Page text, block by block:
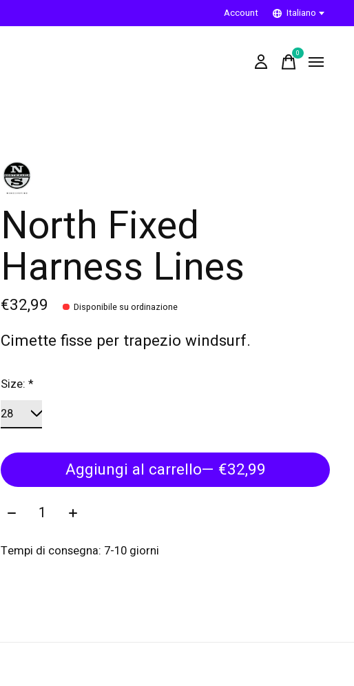
Account Italiano
0items
North Fixed
Harness Lines
€32,99 Disponibile su ordinazione
Cimette fisse per trapezio windsurf.
Size:*
Aggiungi al carrello
— €32,99
Quantità:
Tempi di consegna: 7-10 giorni